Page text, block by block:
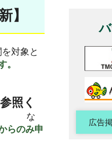
】
対象と
。
照く
な
らのみ申
広告